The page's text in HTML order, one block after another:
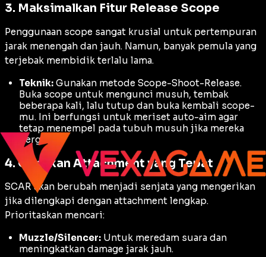
3. Maksimalkan Fitur Release Scope
Penggunaan scope sangat krusial untuk pertempuran
jarak menengah dan jauh. Namun, banyak pemula yang
terjebak membidik terlalu lama.
Teknik: Gunakan metode Scope-Shoot-Release.
Buka scope untuk mengunci musuh, tembak
beberapa kali, lalu tutup dan buka kembali scope-
mu. Ini berfungsi untuk meriset auto-aim agar
tetap menempel pada tubuh musuh jika mereka
bergerak.
4. Gunakan Attachment yang Tepat
SCAR akan berubah menjadi senjata yang mengerikan
jika dilengkapi dengan attachment lengkap.
Prioritaskan mencari:
Muzzle/Silencer: Untuk meredam suara dan
meningkatkan damage jarak jauh.